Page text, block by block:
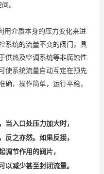
。
用介质本身的压力变化来进
系统的流量不变的阀门，具
供热及空调系统等非腐蚀性
使系统流量自动互定在预先
确，操作简单，运行平稳，
当入口处压力加大时，
反之亦然。如果反接，
调节作用的阀片，
以减少甚至封闭流量。